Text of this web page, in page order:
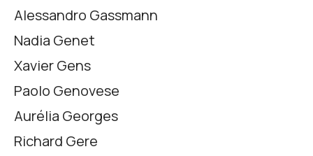
Alessandro Gassmann
Nadia Genet
Xavier Gens
Paolo Genovese
Aurélia Georges
Richard Gere